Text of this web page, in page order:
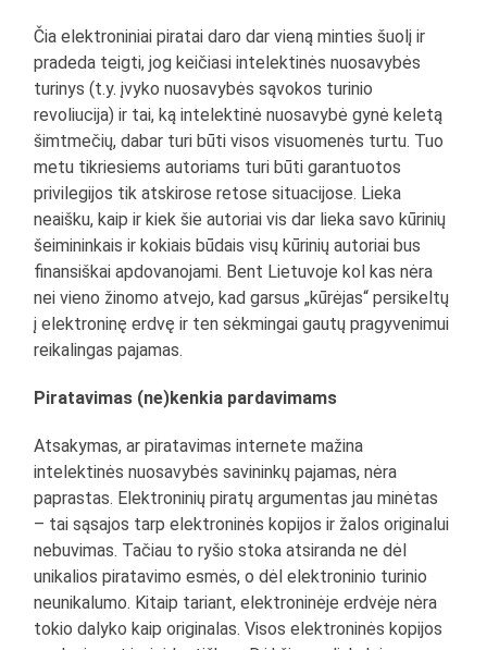
Čia elektroniniai piratai daro dar vieną minties šuolį ir
pradeda teigti, jog keičiasi intelektinės nuosavybės
turinys (t.y. įvyko nuosavybės sąvokos turinio
revoliucija) ir tai, ką intelektinė nuosavybė gynė keletą
šimtmečių, dabar turi būti visos visuomenės turtu. Tuo
metu tikriesiems autoriams turi būti garantuotos
privilegijos tik atskirose retose situacijose. Lieka
neaišku, kaip ir kiek šie autoriai vis dar lieka savo kūrinių
šeimininkais ir kokiais būdais visų kūrinių autoriai bus
finansiškai apdovanojami. Bent Lietuvoje kol kas nėra
nei vieno žinomo atvejo, kad garsus „kūrėjas“ persikeltų
į elektroninę erdvę ir ten sėkmingai gautų pragyvenimui
reikalingas pajamas.
Piratavimas (ne)kenkia pardavimams
Atsakymas, ar piratavimas internete mažina
intelektinės nuosavybės savininkų pajamas, nėra
paprastas. Elektroninių piratų argumentas jau minėtas
– tai sąsajos tarp elektroninės kopijos ir žalos originalui
nebuvimas. Tačiau to ryšio stoka atsiranda ne dėl
unikalios piratavimo esmės, o dėl elektroninio turinio
neunikalumo. Kitaip tariant, elektroninėje erdvėje nėra
tokio dalyko kaip originalas. Visos elektroninės kopijos